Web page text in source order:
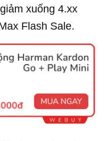
xuống 4.xx
Flash Sale.